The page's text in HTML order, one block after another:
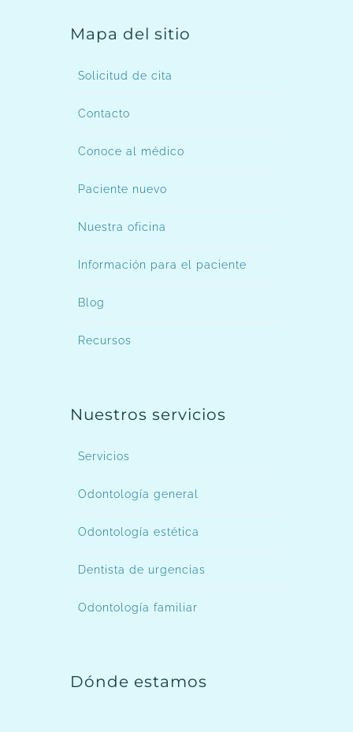
Mapa del sitio
Solicitud de cita
Contacto
Conoce al médico
Paciente nuevo
Nuestra oficina
Información para el paciente
Blog
Recursos
Nuestros servicios
Servicios
Odontología general
Odontología estética
Dentista de urgencias
Odontología familiar
Dónde estamos